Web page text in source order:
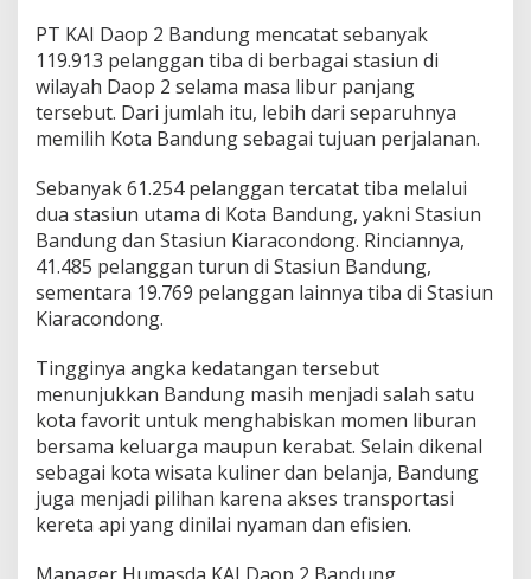
PT KAI Daop 2 Bandung mencatat sebanyak
119.913 pelanggan tiba di berbagai stasiun di
wilayah Daop 2 selama masa libur panjang
tersebut. Dari jumlah itu, lebih dari separuhnya
memilih Kota Bandung sebagai tujuan perjalanan.
Sebanyak 61.254 pelanggan tercatat tiba melalui
dua stasiun utama di Kota Bandung, yakni Stasiun
Bandung dan Stasiun Kiaracondong. Rinciannya,
41.485 pelanggan turun di Stasiun Bandung,
sementara 19.769 pelanggan lainnya tiba di Stasiun
Kiaracondong.
Tingginya angka kedatangan tersebut
menunjukkan Bandung masih menjadi salah satu
kota favorit untuk menghabiskan momen liburan
bersama keluarga maupun kerabat. Selain dikenal
sebagai kota wisata kuliner dan belanja, Bandung
juga menjadi pilihan karena akses transportasi
kereta api yang dinilai nyaman dan efisien.